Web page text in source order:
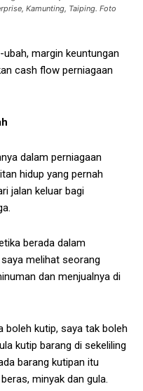
Kamunting, Taiping. Foto
margin keuntungan
cash flow perniagaan
dalam perniagaan
hidup yang pernah
jalan keluar bagi
berada dalam
melihat seorang
dan menjualnya di
boleh kutip, saya tak boleh
kutip barang di sekeliling
barang kutipan itu
minyak dan gula.